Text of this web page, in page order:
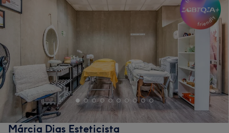
Márcia Dias Esteticista